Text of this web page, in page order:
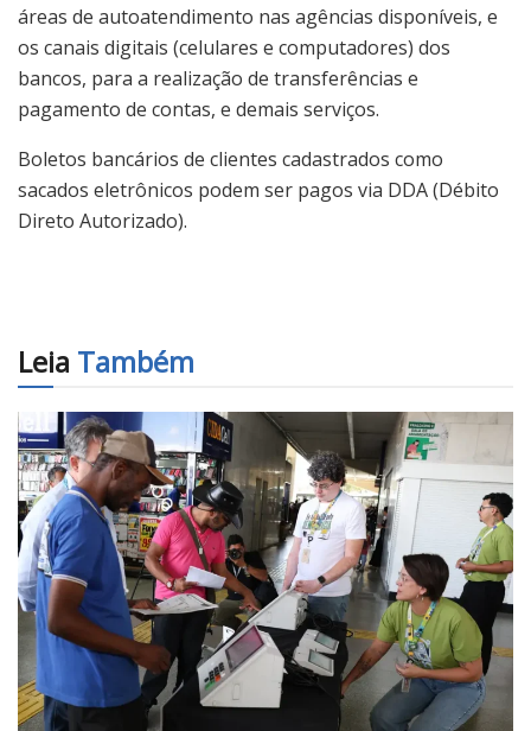
áreas de autoatendimento nas agências disponíveis, e
os canais digitais (celulares e computadores) dos
bancos, para a realização de transferências e
pagamento de contas, e demais serviços.
Boletos bancários de clientes cadastrados como
sacados eletrônicos podem ser pagos via DDA (Débito
Direto Autorizado).
Leia Também